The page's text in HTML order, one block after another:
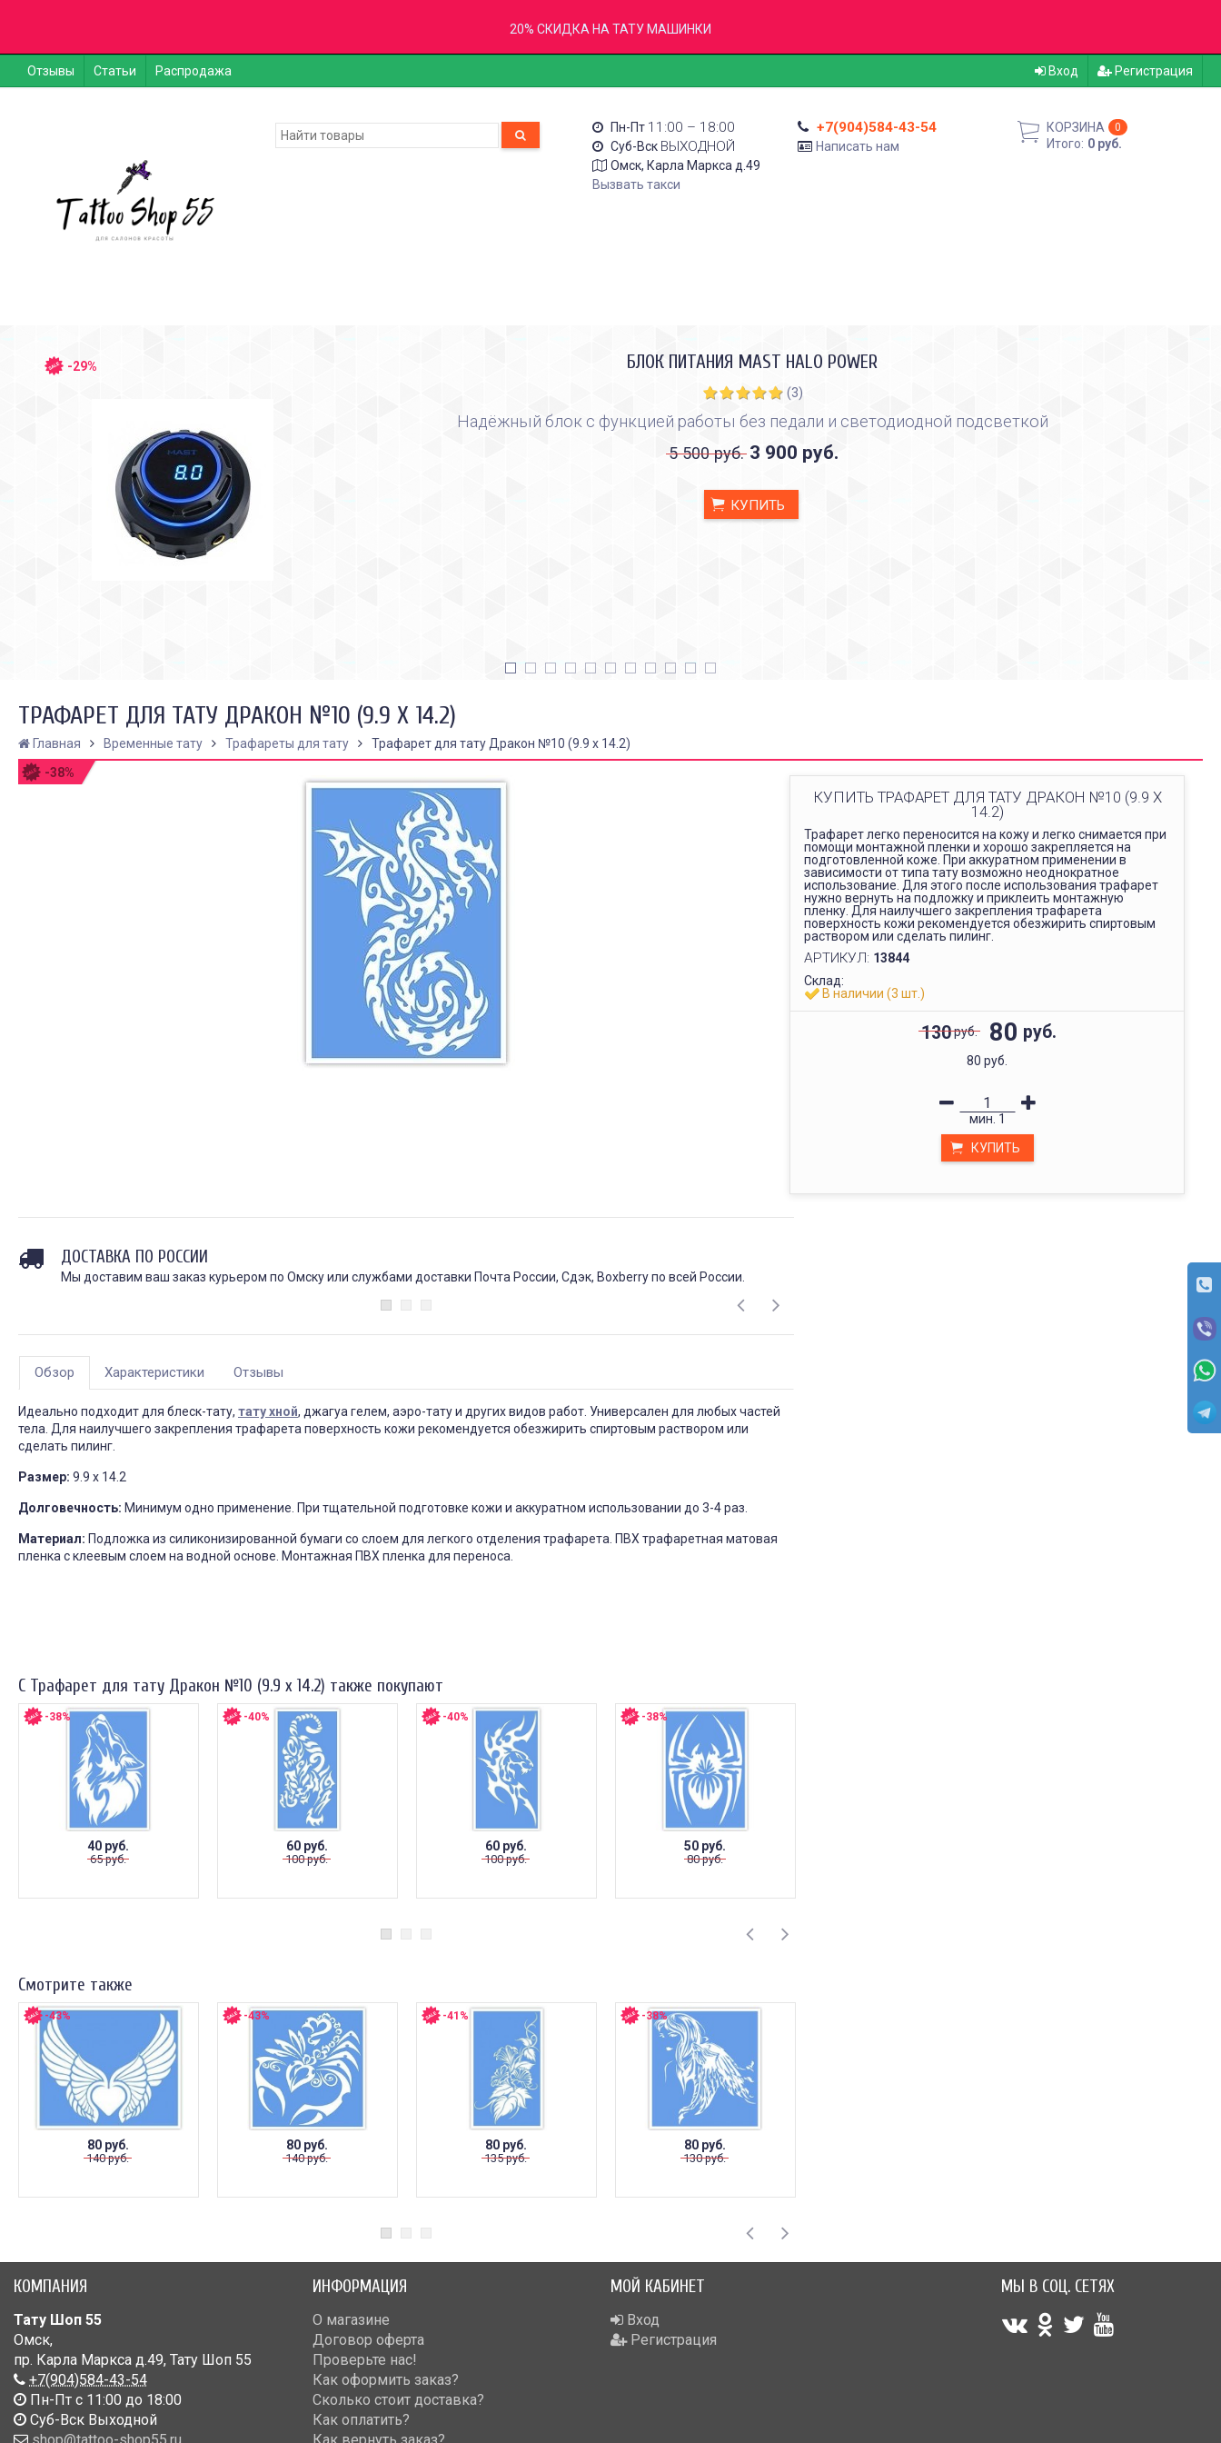
20% СКИДКА НА ТАТУ МАШИНКИ
Отзывы Статьи Распродажа Вход Регистрация
Пн-Пт 11:00 – 18:00
Суб-Вск ВЫХОДНОЙ
Омск, Карла Маркса д.49
Вызвать такси
+7(904)584-43-54
Написать нам
КОРЗИНА 0
Итого: 0 руб.
-29% БЛОК ПИТАНИЯ MAST HALO POWER
(3)
Надёжный блок с функцией работы без педали и светодиодной подсветкой
5 500 руб. 3 900 руб.
КУПИТЬ
ТРАФАРЕТ ДЛЯ ТАТУ ДРАКОН №10 (9.9 Х 14.2)
Главная Временные тату Трафареты для тату
Трафарет для тату Дракон №10 (9.9 х 14.2)
-38%
КУПИТЬ ТРАФАРЕТ ДЛЯ ТАТУ ДРАКОН №10 (9.9 Х
14.2)
Трафарет легко переносится на кожу и легко снимается при
помощи монтажной пленки и хорошо закрепляется на
подготовленной коже. При аккуратном применении в
зависимости от типа тату возможно неоднократное
использование. Для этого после использования трафарет
нужно вернуть на подложку и приклеить монтажную
пленку. Для наилучшего закрепления трафарета
поверхность кожи рекомендуется обезжирить спиртовым
раствором или сделать пилинг.
АРТИКУЛ: 13844
Склад:
В наличии (3 шт.)
130руб. 80 руб.
80 руб.
мин. 1
КУПИТЬ
ДОСТАВКА ПО РОССИИ
Мы доставим ваш заказ курьером по Омску или службами доставки Почта России, Сдэк, Boxberry по всей России. Заказы отправляются с оплатой товаров при получении (с
Обзор Характеристики Отзывы
Идеально подходит для блеск-тату, тату хной, джагуа гелем, аэро-тату и других видов работ. Универсален для любых частей
тела. Для наилучшего закрепления трафарета поверхность кожи рекомендуется обезжирить спиртовым раствором или
сделать пилинг.
Размер: 9.9 х 14.2
Долговечность: Минимум одно применение. При тщательной подготовке кожи и аккуратном использовании до 3-4 раз.
Материал: Подложка из силиконизированной бумаги со слоем для легкого отделения трафарета. ПВХ трафаретная матовая
пленка с клеевым слоем на водной основе. Монтажная ПВХ пленка для переноса.
С Трафарет для тату Дракон №10 (9.9 х 14.2) также покупают
40 руб.
65 руб.
-38%
60 руб.
100 руб.
-40%
60 руб.
100 руб.
-40%
50 руб.
80 руб.
-38%
Смотрите также
80 руб.
140 руб.
-43%
80 руб.
140 руб.
-43%
80 руб.
135 руб.
-41%
80 руб.
130 руб.
-38%
КОМПАНИЯ
Тату Шоп 55
Омск,
пр. Карла Маркса д.49, Тату Шоп 55
+7(904)584-43-54
Пн-Пт с 11:00 до 18:00
Cуб-Вск Выходной
ИНФОРМАЦИЯ
О магазине
Договор оферта
Проверьте нас!
Как оформить заказ?
Сколько стоит доставка?
Как оплатить?
МОЙ КАБИНЕТ
Вход
Регистрация
МЫ В СОЦ. СЕТЯХ